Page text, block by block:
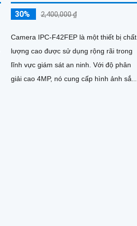
30% 2,400,000 ₫
Camera IPC-F42FEP là một thiết bị chất
lượng cao được sử dụng rộng rãi trong
lĩnh vực giám sát an ninh. Với độ phân
giải cao 4MP, nó cung cấp hình ảnh sắc